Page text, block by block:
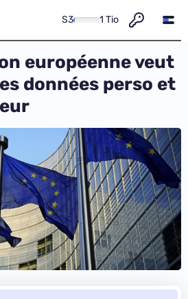
S3 1 Tio
européenne veut
données perso et